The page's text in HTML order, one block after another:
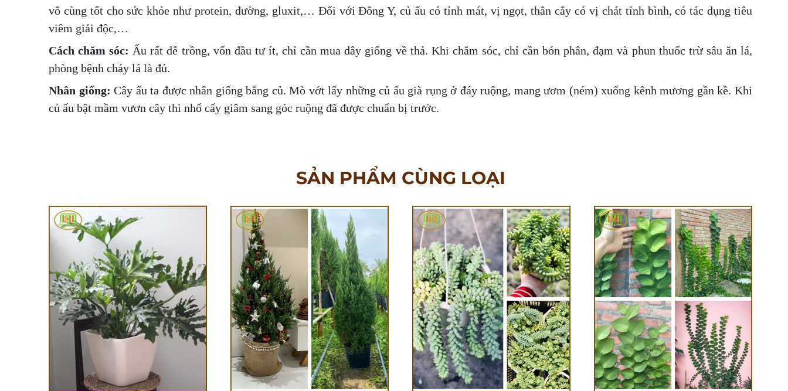
vô cùng tốt cho sức khỏe như protein, đường, gluxit,… Đối với Đông Y, củ ấu có tính mát, vị ngọt, thân cây có vị chát tính bình, có tác dụng tiêu
viêm giải độc,…
Cách chăm sóc: Ấu rất dễ trồng, vốn đầu tư ít, chỉ cần mua dây giống về thả. Khi chăm sóc, chỉ cần bón phân, đạm và phun thuốc trừ sâu ăn lá,
phòng bệnh cháy lá là đủ.
Nhân giống:Cây ấu ta được nhân giống bằng củ. Mò vớt lấy những củ ấu già rụng ở đáy ruộng, mang ươm (ném) xuống kênh mương gần kề. Khi
củ ấu bật mầm vươn cây thì nhổ cấy giâm sang góc ruộng đã được chuẩn bị trước.
SẢN PHẨM CÙNG LOẠI